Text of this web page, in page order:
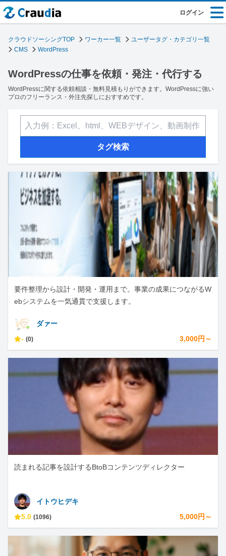
ログイン
クラウドソーシングTOP ワーカー一覧
ユーザータグ・カテゴリ一覧
CMS
WordPress
WordPressの仕事を依頼・発注・代行する
WordPressに関する依頼相談・無料見積もりができます。WordPressに強い
プロのフリーランス・外注先探しにおすすめです。
タグ検索
要件整理から設計・開発・運用まで。事業の成果につながるW
ebシステムを一気通貫で支援します。
ダァー
- (0) 3,000円～
読まれる記事を設計するBtoBコンテンツディレクター
イトウヒデキ
5.0 (1096) 5,000円～